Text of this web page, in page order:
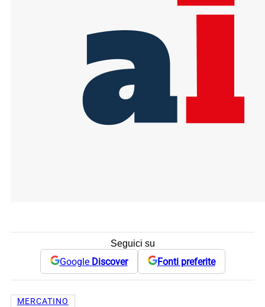
Seguici su
Google Discover Fonti preferite
MERCATINO